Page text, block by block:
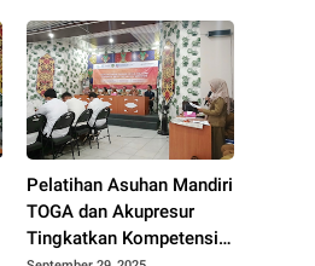
Pelatihan Asuhan Mandiri
TOGA dan Akupresur
Tingkatkan Kompetensi